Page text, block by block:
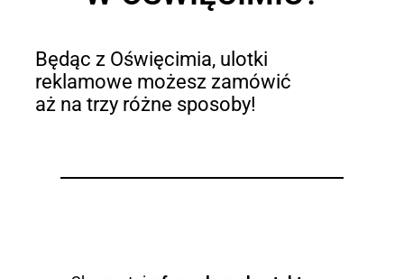
Będąc z Oświęcimia, ulotki
reklamowe możesz zamówić
aż na trzy różne sposoby!